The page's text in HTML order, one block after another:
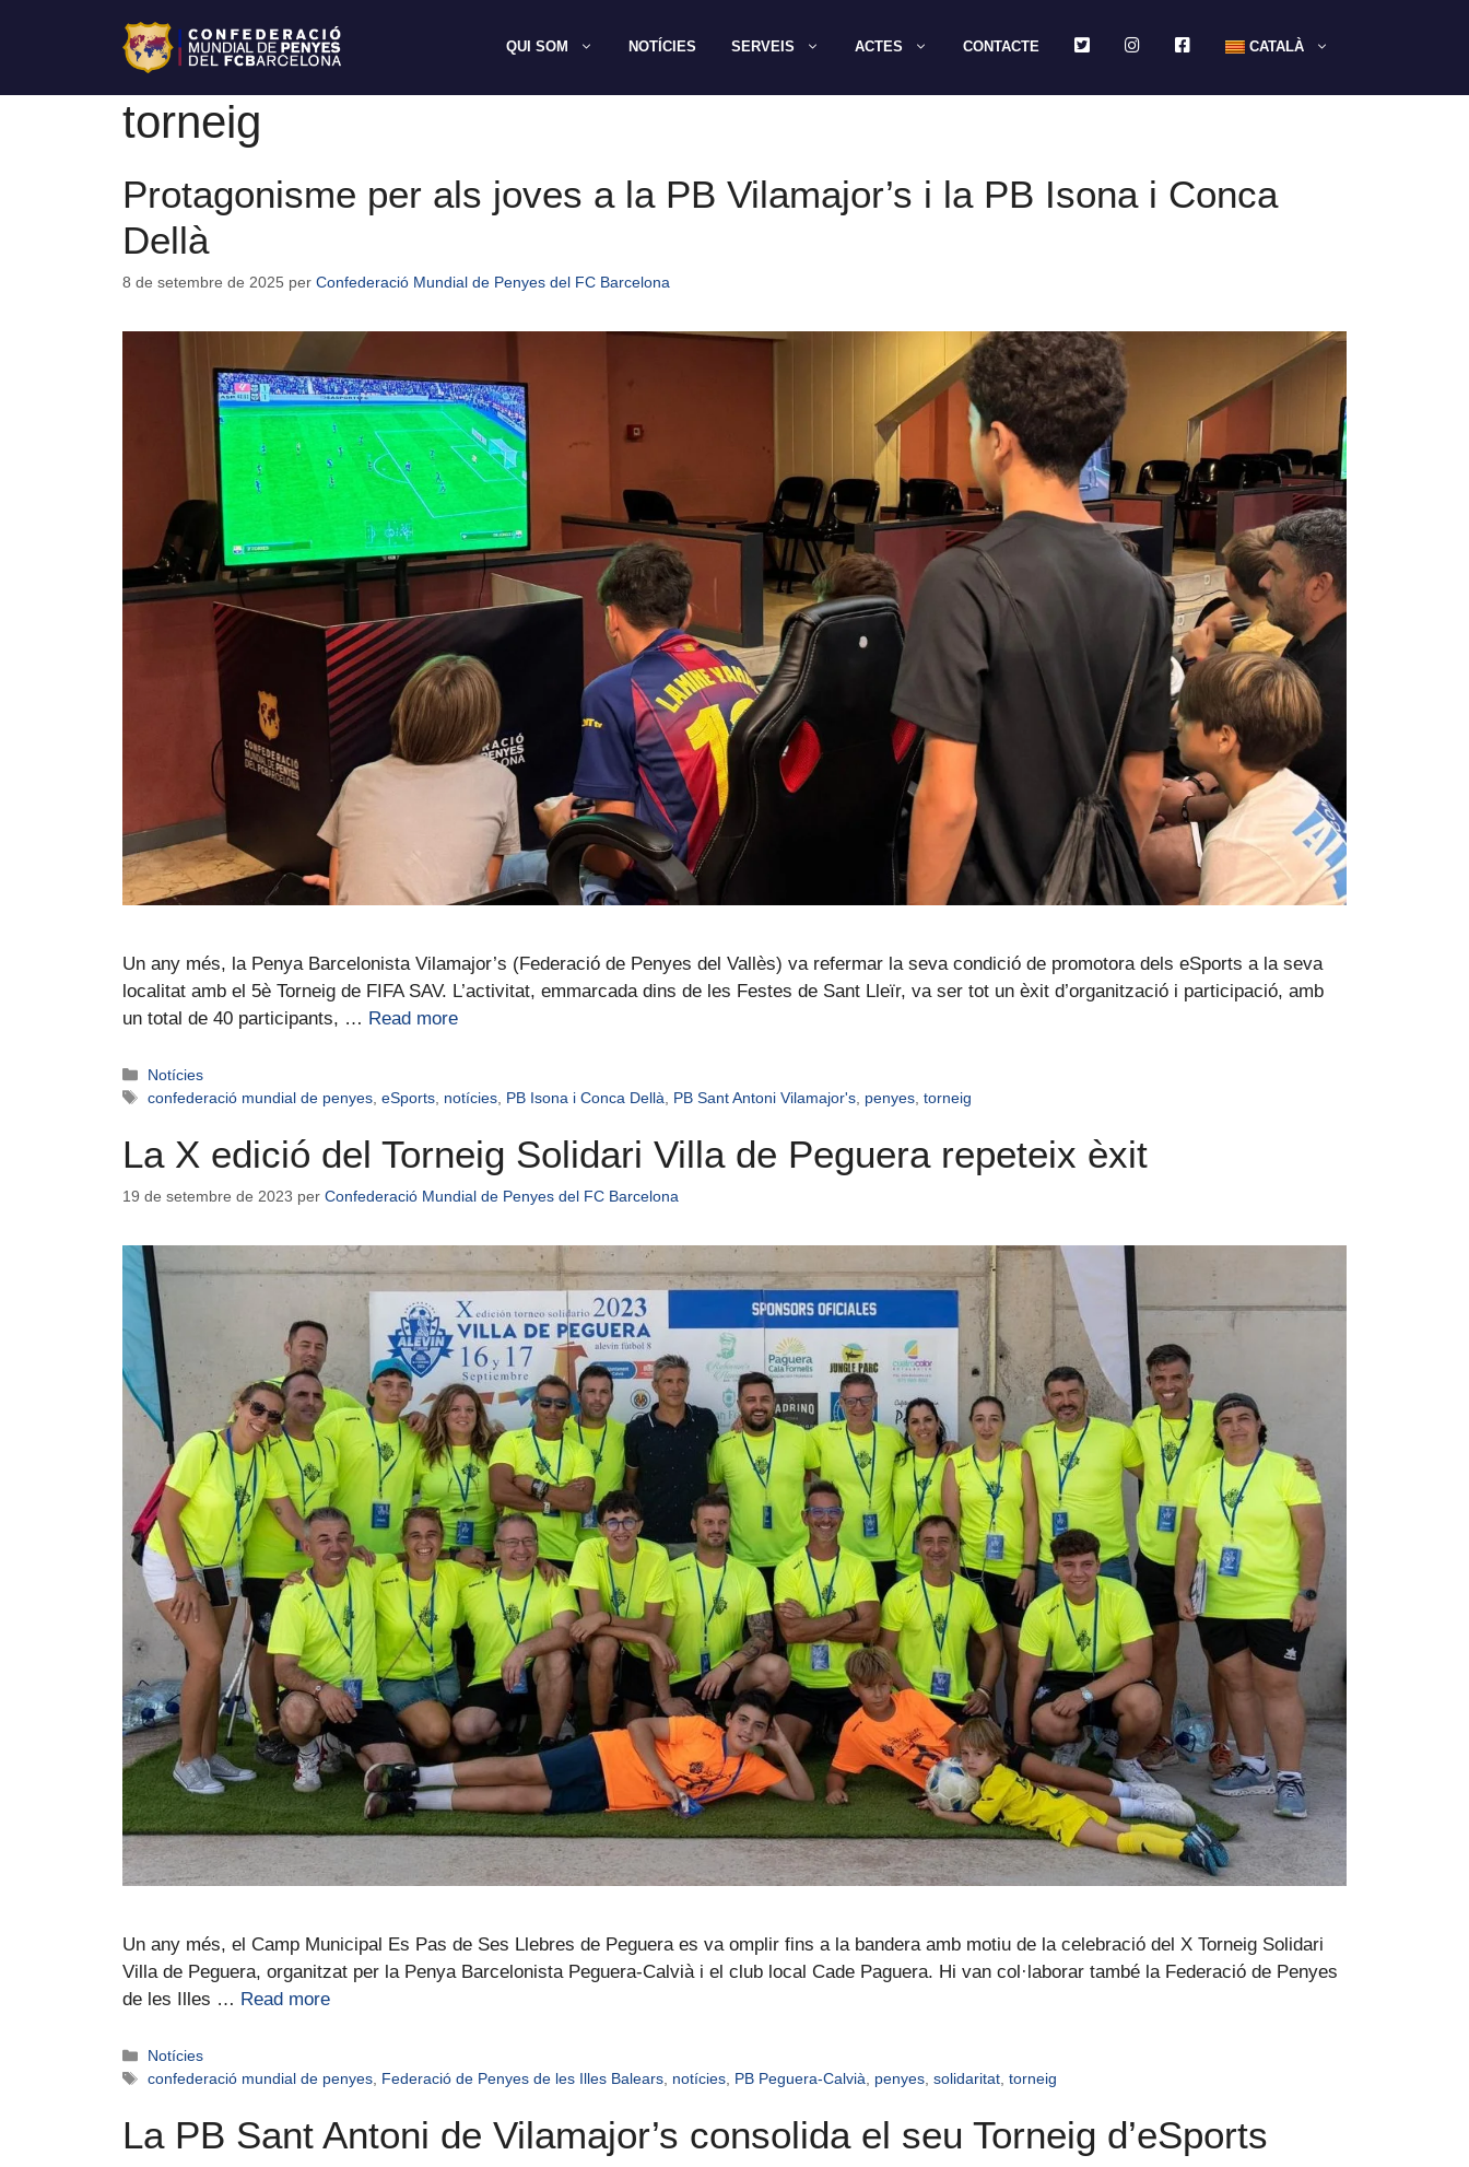
QUI SOM NOTÍCIES SERVEIS ACTES CONTACTE TWITTERINSTAGRAMFACEBOOKCATALÀ
torneig
Protagonisme per als joves a la PB Vilamajor’s i la PB Isona i Conca
Dellà
8 de setembre de 2025 per Confederació Mundial de Penyes del FC Barcelona
Un any més, la Penya Barcelonista Vilamajor’s (Federació de Penyes del Vallès) va refermar la seva condició de promotora dels eSports a la seva
localitat amb el 5è Torneig de FIFA SAV. L’activitat, emmarcada dins de les Festes de Sant Lleïr, va ser tot un èxit d’organització i participació, amb
un total de 40 participants, … Read more
Notícies
confederació mundial de penyes ,eSports notícies PB Isona i Conca Dellà PB Sant Antoni Vilamajor's penyes ,torneig
La X edició del Torneig Solidari Villa de Peguera repeteix èxit
19 de setembre de 2023 per Confederació Mundial de Penyes del FC Barcelona
Un any més, el Camp Municipal Es Pas de Ses Llebres de Peguera es va omplir fins a la bandera amb motiu de la celebració del X Torneig Solidari
Villa de Peguera, organitzat per la Penya Barcelonista Peguera-Calvià i el club local Cade Paguera. Hi van col·laborar també la Federació de Penyes
de les Illes … Read more
Notícies
confederació mundial de penyes, Federació de Penyes de les Illes Balears, notícies, PB Peguera-Calvià, penyes,solidaritat,torneig
La PB Sant Antoni de Vilamajor’s consolida el seu Torneig d’eSports